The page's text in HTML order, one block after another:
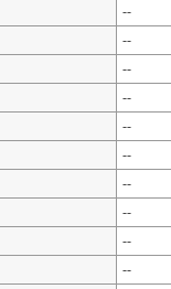
--
--
--
--
--
--
--
--
--
--